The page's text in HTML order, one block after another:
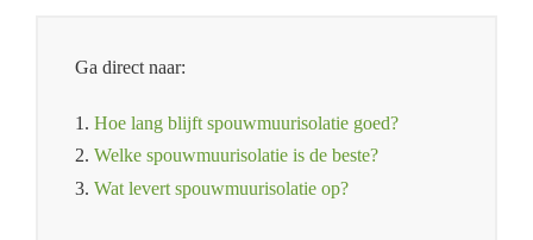
Ga direct naar:
1. Hoe lang blijft spouwmuurisolatie goed?
2. Welke spouwmuurisolatie is de beste?
3. Wat levert spouwmuurisolatie op?